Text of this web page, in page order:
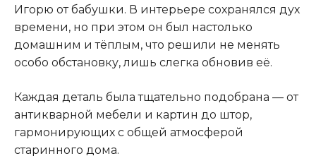
Игорю от бабушки. В интерьере сохранялся дух
времени, но при этом он был настолько
домашним и тёплым, что решили не менять
особо обстановку, лишь слегка обновив её.
Каждая деталь была тщательно подобрана — от
антикварной мебели и картин до штор,
гармонирующих с общей атмосферой
старинного дома.